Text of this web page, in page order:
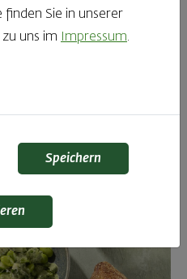
finden Sie in unserer
zu uns im Impressum.
Speichern